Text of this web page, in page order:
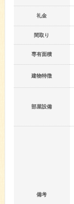
礼金
間取り
専有面積
建物特徴
部屋設備
備考